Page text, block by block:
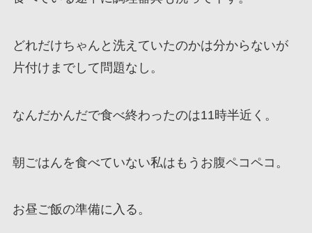
どれだけちゃんと洗えていたのかは分からないが
片付けまでして問題なし。
なんだかんだで食べ終わったのは11時半近く。
朝ごはんを食べていない私はもうお腹ペコペコ。
お昼ご飯の準備に入る。